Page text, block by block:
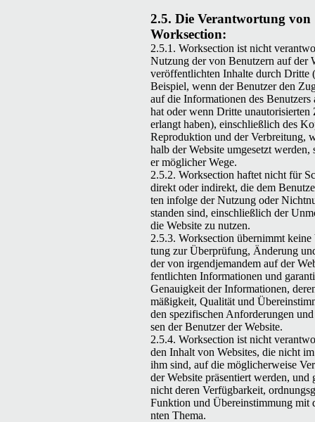
2.5. Die Ver­ant­wor­tung von
Worksection:
2.5.1. Work­sec­tion ist nicht
Nutzung der von Benutzern auf der
veröf­fentlicht­en Inhalte durch Dritte
Beispiel, wenn der Benutzer den
auf die Infor­ma­tio­nen des Benutzers
hat oder wenn Dritte
erlangt haben), ein­schließlich des
Repro­duk­tion und der Ver­bre­itung,
halb der Web­site umge­set­zt
er möglich­er Wege.
2.5.2. Work­sec­tion haftet nicht für
direkt oder indi­rekt, die dem
ten infolge der Nutzung oder
standen sind, ein­schließlich der
die Web­site zu nutzen.
2.5.3. Work­sec­tion übern­immt
tung zur Über­prü­fung, Änderung
der von irgend­je­man­dem auf der
fentlicht­en Infor­ma­tio­nen und
Genauigkeit der Infor­ma­tio­nen,
mäßigkeit, Qual­ität und
den spez­i­fis­chen Anforderun­gen
sen der Benutzer der Website.
2.5.4. Work­sec­tion ist nicht
den Inhalt von Web­sites, die nicht
ihm sind, auf die möglicher­weise
der Web­site präsen­tiert wer­den, und
nicht deren Ver­füg­barkeit,
Funk­tion und Übere­in­stim­mung mit
nten Thema.